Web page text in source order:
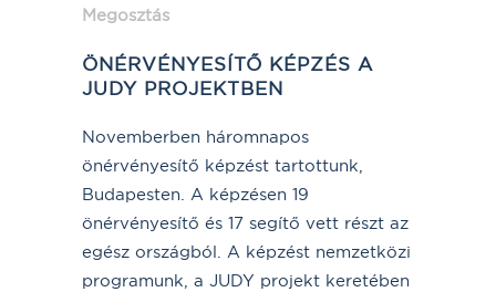
Megosztás
ÖNÉRVÉNYESÍTŐ KÉPZÉS A
JUDY PROJEKTBEN
Novemberben háromnapos
önérvényesítő képzést tartottunk,
Budapesten. A képzésen 19
önérvényesítő és 17 segítő vett részt az
egész országból. A képzést nemzetközi
programunk, a JUDY projekt keretében